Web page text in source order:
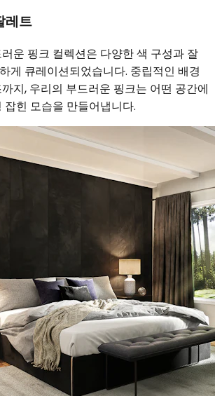
레트
운 핑크 컬렉션은 다양한 색 구성과 잘
게 큐레이션되었습니다. 중립적인 배경
지, 우리의 부드러운 핑크는 어떤 공간에
힌 모습을 만들어냅니다.